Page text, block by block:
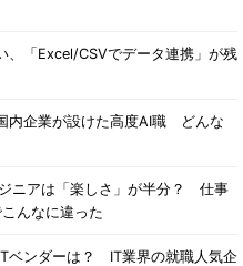
、「Excel/CSVでデータ連携」が残
企業が設けた高度AI職 どんな
ニアは「楽しさ」が半分？ 仕事
んなに違った
ベンダーは？ IT業界の就職人気企